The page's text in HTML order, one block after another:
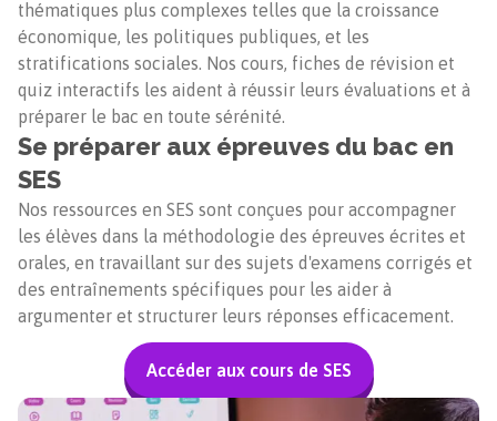
thématiques plus complexes telles que la croissance
économique, les politiques publiques, et les
stratifications sociales. Nos cours, fiches de révision et
quiz interactifs les aident à réussir leurs évaluations et à
préparer le bac en toute sérénité.
Se préparer aux épreuves du bac en
SES
Nos ressources en SES sont conçues pour accompagner
les élèves dans la méthodologie des épreuves écrites et
orales, en travaillant sur des sujets d'examens corrigés et
des entraînements spécifiques pour les aider à
argumenter et structurer leurs réponses efficacement.
Accéder aux cours de SES